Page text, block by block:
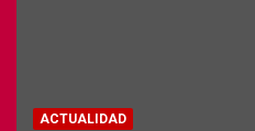
ACTUALIDAD